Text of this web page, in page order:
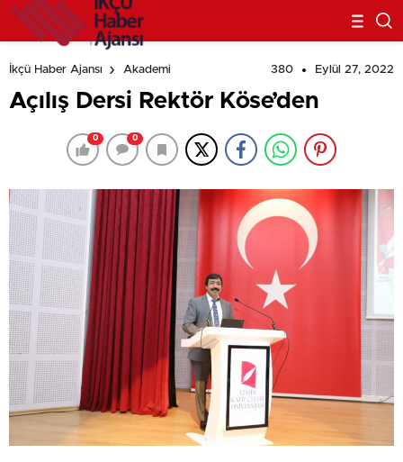
İkçü Haber Ajansı Akademi 380 Eylül 27, 2022
Açılış Dersi Rektör Köse’den
0 0